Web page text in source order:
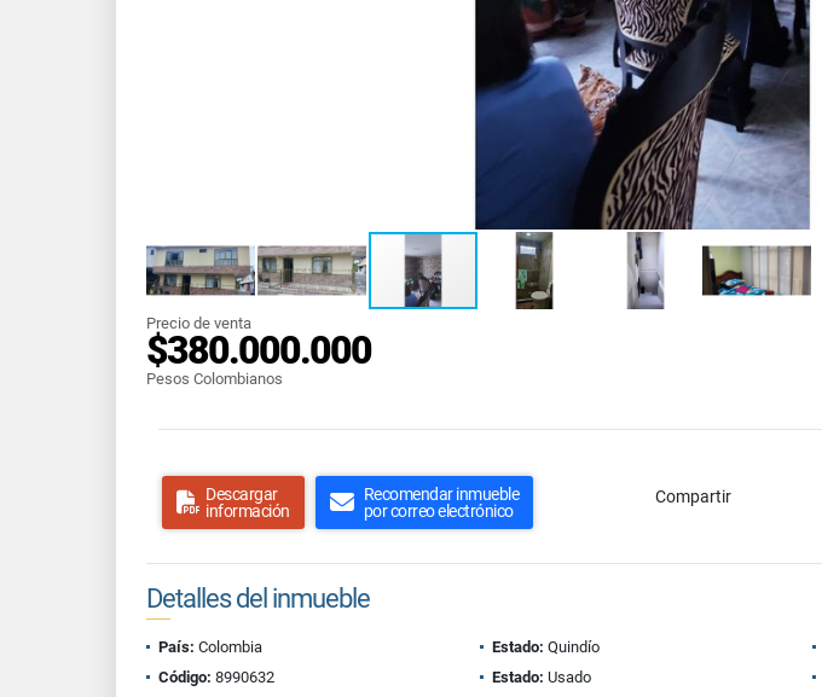
Precio de venta
$380.000.000
Pesos Colombianos
Descargar
información
Recomendar inmueble
por correo electrónico
Compartir
Detalles del inmueble
País: Colombia Estado: Quindío
Código: 8990632 Estado: Usado